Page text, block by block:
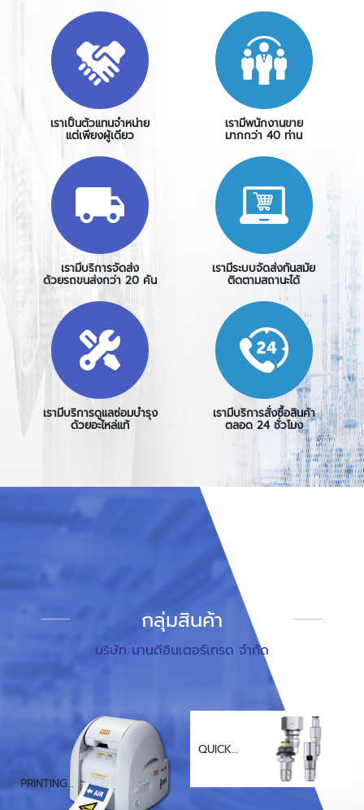
เราเป็นตัวแทนจำหน่าย
แต่เพียงผู้เดียว
เรามีพนักงานขาย
มากกว่า 40 ท่าน
เรามีบริการจัดส่ง
ด้วยรถขนส่งกว่า 20 คัน
เรามีระบบจัดส่งทันสมัย
ติดตามสถานะได้
เรามีบริการดูแลซ่อมบำรุง
ด้วยอะไหล่แท้
เรามีบริการสั่งซื้อสินค้า
ตลอด 24 ชั่วโมง
กลุ่มสินค้า
บริษัท นานดีอินเตอร์เทรด จำกัด
PRINTING
SOLUTIONS
QUICK